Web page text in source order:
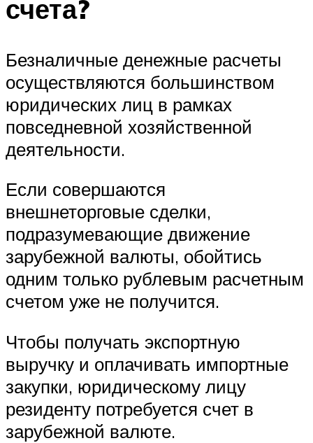
счета?
Безналичные денежные расчеты
осуществляются большинством
юридических лиц в рамках
повседневной хозяйственной
деятельности.
Если совершаются
внешнеторговые сделки,
подразумевающие движение
зарубежной валюты, обойтись
одним только рублевым расчетным
счетом уже не получится.
Чтобы получать экспортную
выручку и оплачивать импортные
закупки, юридическому лицу
резиденту потребуется счет в
зарубежной валюте.